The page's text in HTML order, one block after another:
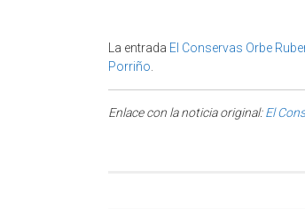
La entrada El Conservas Orbe
Porriño
Enlace con la noticia original:El